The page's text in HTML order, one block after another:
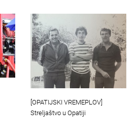
[OPATIJSKI VREMEPLOV]
Streljaštvo u Opatiji